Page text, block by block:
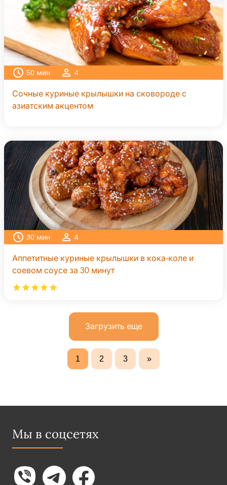
50 мин 4
Сочные куриные крылышки на сковороде с
азиатским акцентом
30 мин 4
Аппетитные куриные крылышки в кока-коле и
соевом соусе за 30 минут
Загрузить еще
1 2 3 »
Мы в соцсетях